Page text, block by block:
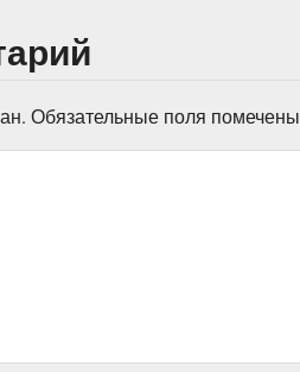
Обязательные поля помечены